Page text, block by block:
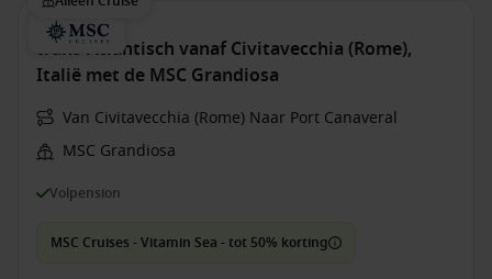
trans-Atlantisch vanaf Civitavecchia (Rome),
Italië met de MSC Grandiosa
Van Civitavecchia (Rome) Naar Port Canaveral
MSC Grandiosa
Volpension
MSC Cruises - Vitamin Sea - tot 50% korting